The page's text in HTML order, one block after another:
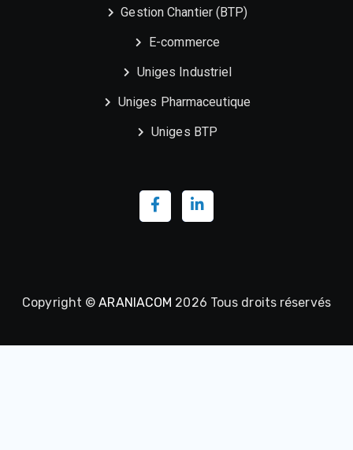
Gestion Chantier (BTP)
E-commerce
Uniges Industriel
Uniges Pharmaceutique
Uniges BTP
Copyright ©ARANIACOM 2026 Tous droits réservés